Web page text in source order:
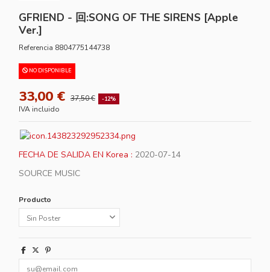
GFRIEND - 回:SONG OF THE SIRENS [Apple
Ver.]
Referencia 8804775144738
NO DISPONIBLE
33,00 € 37,50 € -12%
IVA incluido
FECHA DE SALIDA EN Korea : 2020-07-14
SOURCE MUSIC
Producto